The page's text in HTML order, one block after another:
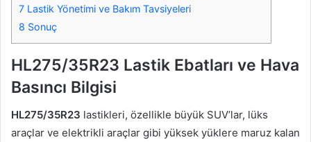
7 Lastik Yönetimi ve Bakım Tavsiyeleri
8 Sonuç
HL275/35R23 Lastik Ebatları ve Hava
Basıncı Bilgisi
HL275/35R23 lastikleri, özellikle büyük SUV’lar, lüks
araçlar ve elektrikli araçlar gibi yüksek yüklere maruz kalan